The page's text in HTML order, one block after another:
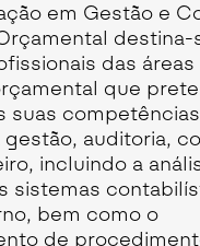
em Gestão e
destina-
das
que
suas
auditoria,
incluindo a
sistemas
bem como o
de